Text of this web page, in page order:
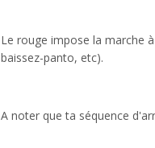
Le rouge impose la marche
baissez-panto, etc).
A noter que ta séquence